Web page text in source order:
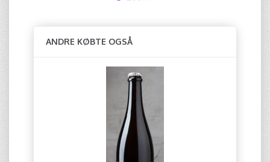
ANDRE KØBTE OGSÅ